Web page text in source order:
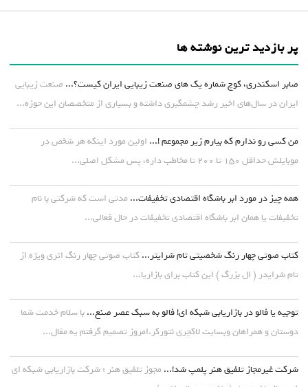
پر بازدید ترین نوشته ها
صابر اسکندری، کوچ شماره یک های صنعت زیبایی ایران کیست؟... صنعت زیبایی
ایران در سال‌های اخیر رشد چشمگیری داشته و بسیاری از متخصصان این حوزه...
من کسی رو ندارم که بیارم زیر مجموعم !... اولین مورد اینکه هر شخص در
موبایلش حداقل ۱۵۰ تا ۲۰۰ تا مخاطب داره، پس مشکل اصلی...
همه چیز در مورد ابر باشگاه اقتصادی تخفیفات... مدتی است که شرکتی با نام
تخفیفات یا همان ابر باشگاه اقتصادی تخفیفات در حال فعالی...
کتاب صوتی چهار رنگ شخصیتی تام شرایتر... کتاب صوتی چهار رنگ اثری ویژه از
تام شرایدر ( ال بزرگ ) این کتاب برای بازاریا...
توجیه یا فالو در بازاریابی شبکه ای! فالو به سبک عصر صنع... با سلام خدمت شما
دوستان و همراهان وبسایت لاکچری نتورکر.امروز تصمیم گرفتم یه مقال...
شرکت غیرمجاز تلفیق هنر پلمپ شد!... مجوز تلفیق هنر : شرکت بازاریابی شبکه ای